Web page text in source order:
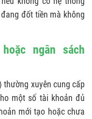
đốt tiền mà không
ngân sách
thường xuyên cung cấp
một số tài khoản đủ
mới tạo hoặc chưa